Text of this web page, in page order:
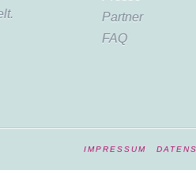
Partner
FAQ
IMPRESSUM